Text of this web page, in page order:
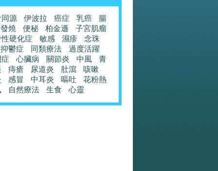
源 伊波拉 癌症 乳癌
腸
發燒
便秘 柏金遜
子宮肌瘤
硬化症
敏感 濕疹
念珠
抑鬱症
同類療法
過度活躍
心臟病 關節炎 中風
青
痔瘡 尿道炎 肚瀉
咳嗽
感冒 中耳炎 嘔吐
花粉熱
自然療法 生食 心靈